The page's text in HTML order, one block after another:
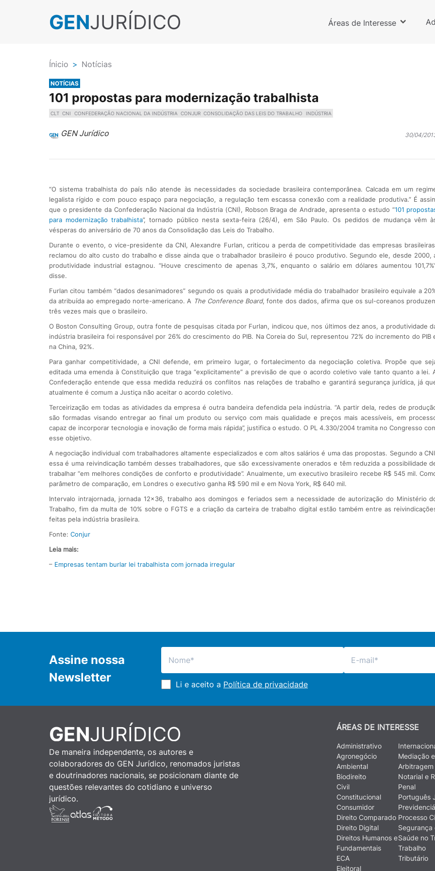
GENJURÍDICO Áreas de Interesse
Ínicio > Notícias
NOTÍCIAS
101 propostas para modernização trabalhista
CLT CNI CONFEDERAÇÃO NACIONAL DA INDÚSTRIA CONJUR CONSOLIDAÇÃO DAS LEIS DO TRABALHO INDÚSTRIA
GEN Jurídico 30/04/
“O sistema trabalhista do país não atende às necessidades da sociedade brasileira contemporânea. Calcada em um
legalista rígido e com pouco espaço para negociação, a regulação tem escassa conexão com a realidade produtiva.” É
que o presidente da Confederação Nacional da Indústria (CNI), Robson Braga de Andrade, apresenta o estudo “101
para modernização trabalhista”, tornado público nesta sexta-feira (26/4), em São Paulo. Os pedidos de mudança vêm
vésperas do aniversário de 70 anos da Consolidação das Leis do Trabalho.
Durante o evento, o vice-presidente da CNI, Alexandre Furlan, criticou a perda de competitividade das empresas
reclamou do alto custo do trabalho e disse ainda que o trabalhador brasileiro é pouco produtivo. Segundo ele, desde 2000,
produtividade industrial estagnou. “Houve crescimento de apenas 3,7%, enquanto o salário em dólares aumentou
disse.
Furlan citou também “dados desanimadores” segundo os quais a produtividade média do trabalhador brasileiro equivale a
da atribuída ao empregado norte-americano. A The Conference Board, fonte dos dados, afirma que os sul-coreanos
três vezes mais que o brasileiro.
O Boston Consulting Group, outra fonte de pesquisas citada por Furlan, indicou que, nos últimos dez anos, a produtividade
indústria brasileira foi responsável por 26% do crescimento do PIB. Na Coreia do Sul, representou 72% do incremento do PIB
na China, 92%.
Para ganhar competitividade, a CNI defende, em primeiro lugar, o fortalecimento da negociação coletiva. Propõe que
editada uma emenda à Constituição que traga “explicitamente” a previsão de que o acordo coletivo vale tanto quanto a lei.
Confederação entende que essa medida reduzirá os conflitos nas relações de trabalho e garantirá segurança jurídica, já
atualmente é comum a Justiça não aceitar o acordo coletivo.
Terceirização em todas as atividades da empresa é outra bandeira defendida pela indústria. “A partir dela, redes de
são formadas visando entregar ao final um produto ou serviço com mais qualidade e preços mais acessíveis, em
capaz de incorporar tecnologia e inovação de forma mais rápida”, justifica o estudo. O PL 4.330/2004 tramita no Congresso
esse objetivo.
A negociação individual com trabalhadores altamente especializados e com altos salários é uma das propostas. Segundo a
essa é uma reivindicação também desses trabalhadores, que são excessivamente onerados e têm reduzida a possibilidade
trabalhar “em melhores condições de conforto e produtividade”. Anualmente, um executivo brasileiro recebe R$ 545 mil.
parâmetro de comparação, em Londres o executivo ganha R$ 590 mil e em Nova York, R$ 640 mil.
Intervalo intrajornada, jornada 12×36, trabalho aos domingos e feriados sem a necessidade de autorização do Ministério
Trabalho, fim da multa de 10% sobre o FGTS e a criação da carteira de trabalho digital estão também entre as
feitas pela indústria brasileira.
Fonte: Conjur
Leia mais:
– Empresas tentam burlar lei trabalhista com jornada irregular
Assine nossa
Newsletter
Li e aceito a Política de privacidade
GENJURÍDICO
De maneira independente, os autores e
colaboradores do GEN Jurídico, renomados juristas
e doutrinadores nacionais, se posicionam diante de
questões relevantes do cotidiano e universo
jurídico.
ÁREAS DE INTERESSE
Administrativo
Agronegócio
Ambiental
Biodireito
Civil
Constitucional
Consumidor
Direito Comparado
Direito Digital
Direitos Humanos e
Fundamentais
ECA
Eleitoral
Mediação e
Arbitragem
Notarial e
Penal
Português
Processo
Segurança
Saúde no
Trabalho
Tributário